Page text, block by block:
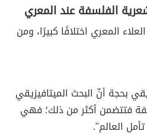
شعرية الفلسفة عند المعري
المعري اختلافًا كبيرًا، ومن
بحجة أنّ البحث الميتافيزيقي
فتتضمن أكثر من ذلك؛ فهي
العالم".